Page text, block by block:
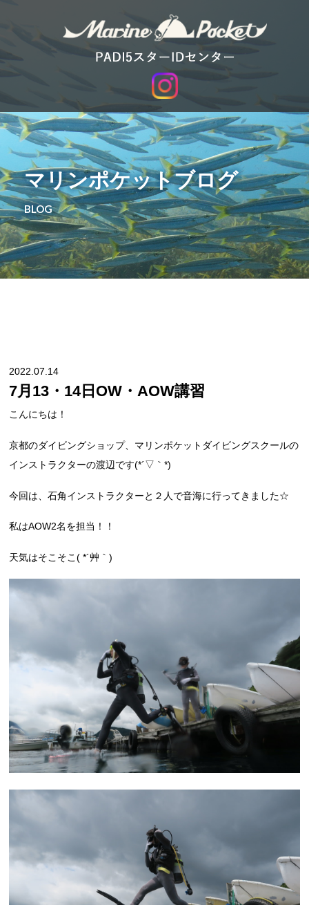
マリンポケットブログ
BLOG
2022.07.14
7月13・14日OW・AOW講習
こんにちは！
京都のダイビングショップ、マリンポケットダイビングスクールの
インストラクターの渡辺です(*´▽｀*)
今回は、石角インストラクターと２人で音海に行ってきました☆
私はAOW2名を担当！！
天気はそこそこ( *´艸｀)